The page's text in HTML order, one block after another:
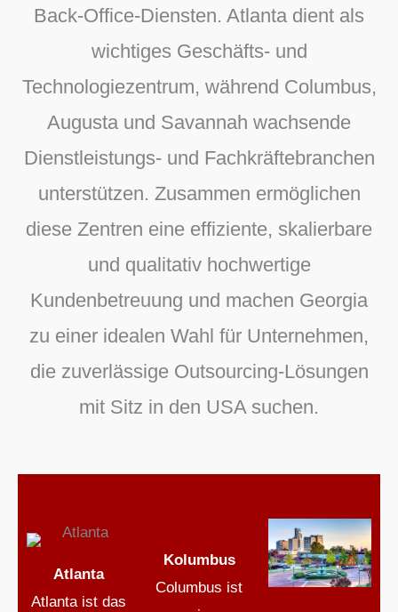
Back-Office-Diensten. Atlanta dient als
wichtiges Geschäfts- und
Technologiezentrum, während Columbus,
Augusta und Savannah wachsende
Dienstleistungs- und Fachkräftebranchen
unterstützen. Zusammen ermöglichen
diese Zentren eine effiziente, skalierbare
und qualitativ hochwertige
Kundenbetreuung und machen Georgia
zu einer idealen Wahl für Unternehmen,
die zuverlässige Outsourcing-Lösungen
mit Sitz in den USA suchen.
Atlanta
Atlanta ist das
Kolumbus
Columbus ist